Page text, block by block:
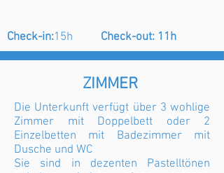
Check-in:15h Check-out: 11h
ZIMMER
Die Unterkunft verfügt über 3 wohlige
Zimmer mit Doppelbett oder 2
Einzelbetten mit Badezimmer mit
Dusche und WC
Sie sind in dezenten Pastelltönen